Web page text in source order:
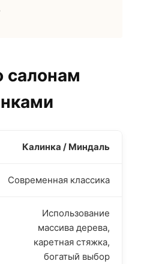
салонам
Калинка / Миндаль
Современная классика
Использование
массива дерева,
каретная стяжка,
богатый выбор